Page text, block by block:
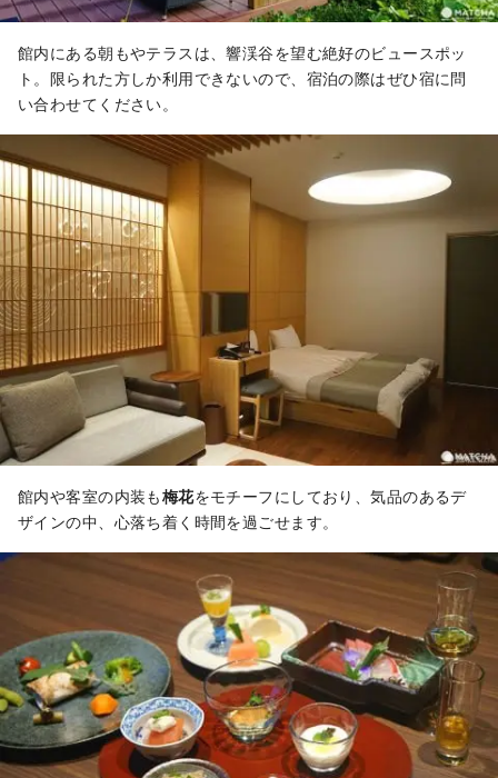
館内にある朝もやテラスは、響渓谷を望む絶好のビュースポッ
ト。限られた方しか利用できないので、宿泊の際はぜひ宿に問
い合わせてください。
館内や客室の内装も梅花をモチーフにしており、気品のあるデ
ザインの中、心落ち着く時間を過ごせます。